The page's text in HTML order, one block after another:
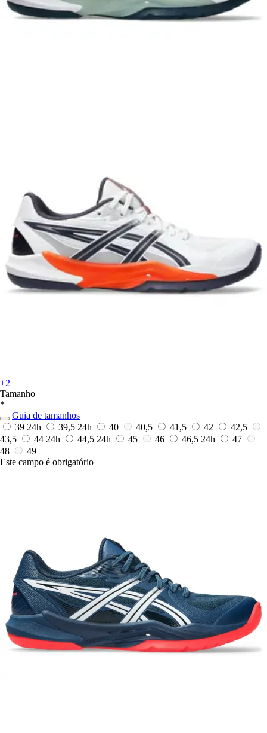
+2
Tamanho
*
Guia de tamanhos
39 24h 39,5 24h 40 40,5 41,5 42
42,5
43,5
44 24h 44,5 24h 45 46 46,5 24h
47
48
49
Este campo é obrigatório